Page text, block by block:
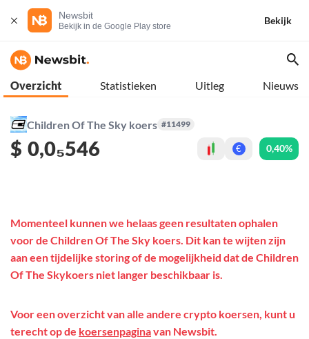
Newsbit
Bekijk in de Google Play store
Bekijk
Overzicht Statistieken Uitleg Nieuws
Children Of The Sky koers #11499
$ 0,0₅546 € 0,40%
Momenteel kunnen we helaas geen resultaten ophalen
voor de Children Of The Sky koers. Dit kan te wijten zijn
aan een tijdelijke storing of de mogelijkheid dat de Children
Of The Skykoers niet langer beschikbaar is.
Voor een overzicht van alle andere crypto koersen, kunt u
terecht op de koersenpaginavan Newsbit.